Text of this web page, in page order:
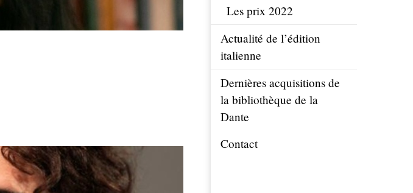
Les prix 2022
Actualité de l’édition
italienne
Dernières acquisitions de
la bibliothèque de la
Dante
Contact